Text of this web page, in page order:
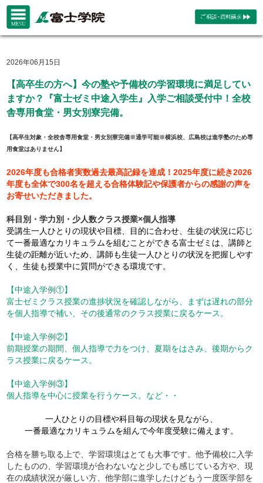
2026年06月15日
【高卒生の方へ】今の塾や予備校の学習環境に満足してい
ますか？『富士ゼミ中途入学生』入学ご相談受付中！全校
舎専用食堂・男女別寮完備。
【高卒生対象・全校舎専用食堂・男女別寮完備※通学可能※横浜校、広島校は進学塾のため専
用食堂はありません】
2026年度も合格者実数過去最高記録を達成！2025年度に続き2026
年度も全体で300名を超える合格体験記や保護者からの感謝の声を
お寄せいただきました。
科目別・学力別・少人数クラス授業×個人指導
受講生一人ひとりの現状や目標、目的に合わせ、生徒の状況に応じ
て一番最適なカリキュラムを組むことができる富士ゼミは、講師と
生徒の距離が近いため、講師も生徒一人ひとりの状況を把握しやす
く、生徒も授業中に質問ができる環境です。
【中途入学例①】
富士ゼミクラス授業の進捗状況を確認しながら、まずは遅れの部分
を個人指導で補い、その後通常のクラス授業に戻るケース。
【中途入学例②】
前期授業の期間、個人指導で力をつけ、夏期をはさみ、後期からク
ラス授業に戻るケース。
【中途入学例③】
個人指導を中心に授業を行うケース。など・・
一人ひとりの目標や科目毎の現状を見ながら、
一番最適なカリキュラムを組んで今年度受験に備えます。
合格を勝ち取る上で、学習環境はとても大事です。他予備校に入学
したものの、学習環境が合わないなと少しでも感じている方や、現
在の成績状況が厳しい方、他学部に進学したけどもう一度医学部を